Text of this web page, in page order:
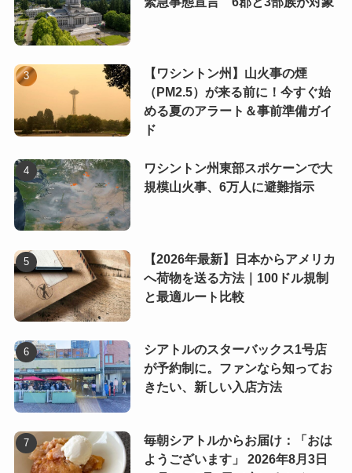
【ワシントン州】山火事の煙
（PM2.5）が来る前に！今すぐ始
める夏のアラート＆事前準備ガイ
ド
ワシントン州東部スポケーンで大
規模山火事、6万人に避難指示
【2026年最新】日本からアメリカ
へ荷物を送る方法｜100ドル規制
と最適ルート比較
シアトルのスターバックス1号店
が予約制に。ファンなら知ってお
きたい、新しい入店方法
毎朝シアトルからお届け：「おは
ようございます」 2026年8月3日